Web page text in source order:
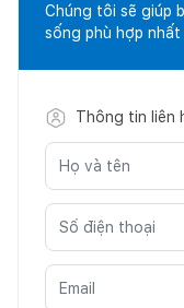
Chúng tôi sẽ giúp
sống phù hợp
Thông tin liên